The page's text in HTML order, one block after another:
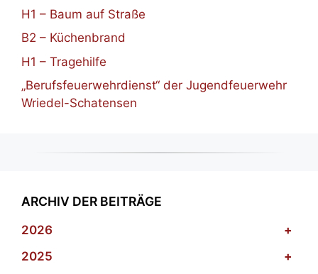
H1 – Baum auf Straße
B2 – Küchenbrand
H1 – Tragehilfe
„Berufsfeuerwehrdienst“ der Jugendfeuerwehr
Wriedel-Schatensen
ARCHIV DER BEITRÄGE
2026
+
2025
+